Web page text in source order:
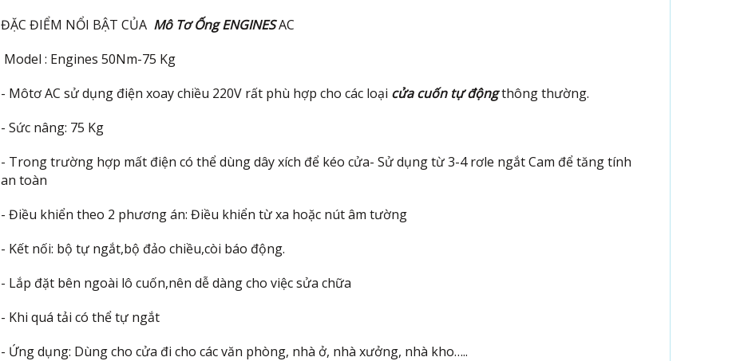
ĐẶC ĐIỂM NỔI BẬT CỦA Mô Tơ Ống ENGINESAC
Model : Engines 50Nm-75 Kg
- Môtơ AC sử dụng điện xoay chiều 220V rất phù hợp cho các loại cửa cuốn tự độngthông thường.
- Sức nâng: 75 Kg
- Trong trường hợp mất điện có thể dùng dây xích để kéo cửa- Sử dụng từ 3-4 rơle ngắt Cam để tăng tính
an toàn
- Điều khiển theo 2 phương án: Điều khiển từ xa hoặc nút âm tường
- Kết nối: bộ tự ngắt,bộ đảo chiều,còi báo động.
- Lắp đặt bên ngoài lô cuốn,nên dễ dàng cho việc sửa chữa
- Khi quá tải có thể tự ngắt
- Ứng dụng: Dùng cho cửa đi cho các văn phòng, nhà ở, nhà xưởng, nhà kho…..